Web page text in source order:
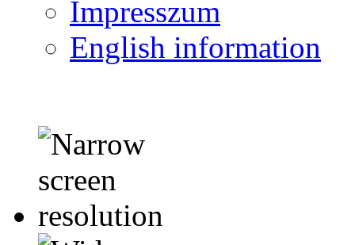
Impresszum
English information